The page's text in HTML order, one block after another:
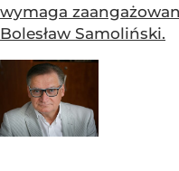
wymaga
Bolesław Samoliński.